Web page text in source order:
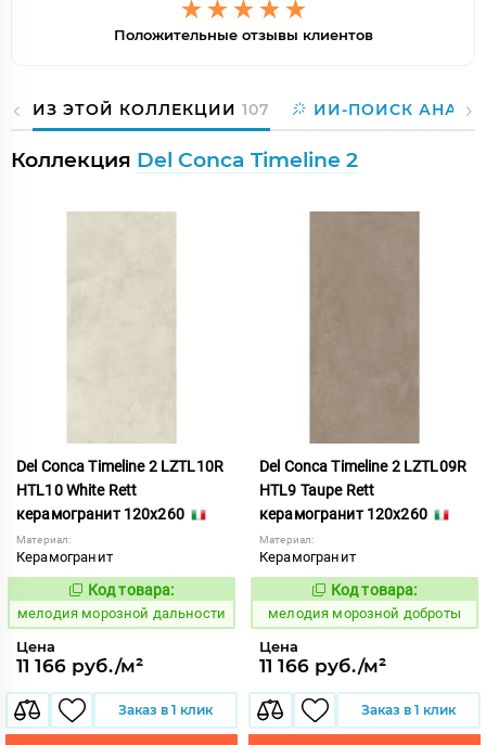
Положительные отзывы клиентов
ИЗ ЭТОЙ КОЛЛЕКЦИИ 107 ИИ-ПОИСК
Коллекция Del Conca Timeline 2
Del Conca Timeline 2 LZTL10R
HTL10 White Rett
керамогранит 120x260
Материал:
Керамогранит
960621
Код товара:
мелодия морозной дальности
Цена
11 166 руб./м²
Заказ в 1 клик
Del Conca Timeline 2 LZTL09R
HTL9 Taupe Rett
керамогранит 120x260
Материал:
Керамогранит
960622
Код товара:
мелодия морозной доброты
Цена
11 166 руб./м²
Заказ в 1 клик